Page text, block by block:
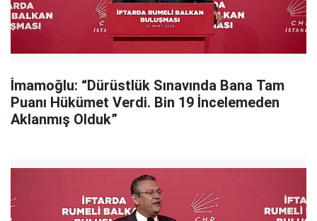
İmamoğlu: “Dürüstlük Sınavında Bana Tam
Puanı Hükümet Verdi. Bin 19 İncelemeden
Aklanmış Olduk”